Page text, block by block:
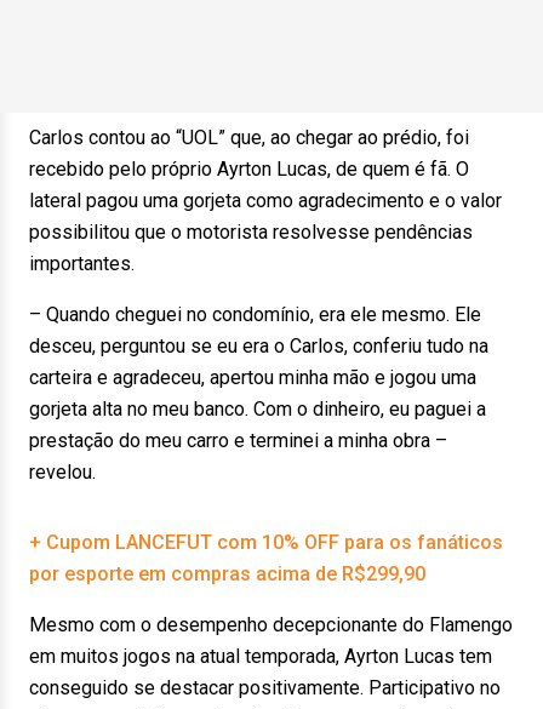
Carlos contou ao “UOL” que, ao chegar ao prédio, foi
recebido pelo próprio Ayrton Lucas, de quem é fã. O
lateral pagou uma gorjeta como agradecimento e o valor
possibilitou que o motorista resolvesse pendências
importantes.
– Quando cheguei no condomínio, era ele mesmo. Ele
desceu, perguntou se eu era o Carlos, conferiu tudo na
carteira e agradeceu, apertou minha mão e jogou uma
gorjeta alta no meu banco. Com o dinheiro, eu paguei a
prestação do meu carro e terminei a minha obra –
revelou.
+ Cupom LANCEFUT com 10% OFF para os fanáticos
por esporte em compras acima de R$299,90
Mesmo com o desempenho decepcionante do Flamengo
em muitos jogos na atual temporada, Ayrton Lucas tem
conseguido se destacar positivamente. Participativo no